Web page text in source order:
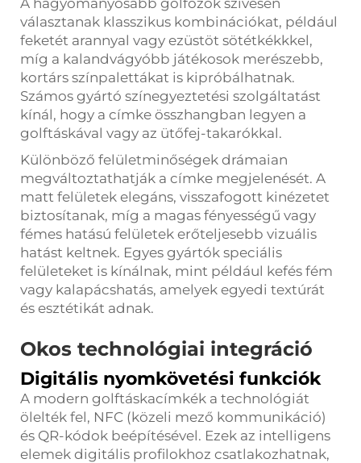
A hagyományosabb golfozók szívesen
választanak klasszikus kombinációkat, például
feketét arannyal vagy ezüstöt sötétkékkkel,
míg a kalandvágyóbb játékosok merészebb,
kortárs színpalettákat is kipróbálhatnak.
Számos gyártó színegyeztetési szolgáltatást
kínál, hogy a címke összhangban legyen a
golftáskával vagy az ütőfej-takarókkal.
Különböző felületminőségek drámaian
megváltoztathatják a címke megjelenését. A
matt felületek elegáns, visszafogott kinézetet
biztosítanak, míg a magas fényességű vagy
fémes hatású felületek erőteljesebb vizuális
hatást keltnek. Egyes gyártók speciális
felületeket is kínálnak, mint például kefés fém
vagy kalapácshatás, amelyek egyedi textúrát
és esztétikát adnak.
Okos technológiai integráció
Digitális nyomkövetési funkciók
A modern golftáskacímkék a technológiát
ölelték fel, NFC (közeli mező kommunikáció)
és QR-kódok beépítésével. Ezek az intelligens
elemek digitális profilokhoz csatlakozhatnak,